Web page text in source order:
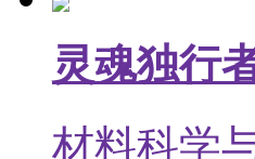
灵魂独行
材料科学